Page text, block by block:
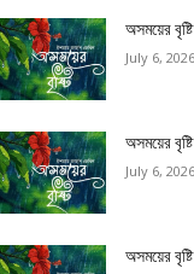
অসময়ের
July 6, 2026
অসময়ের
July 6, 2026
অসময়ের